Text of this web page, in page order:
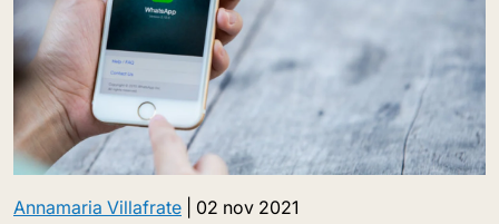
Annamaria Villafrate 02 nov 2021